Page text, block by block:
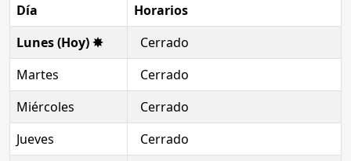
Día
Horarios
Lunes (Hoy) ✸
Cerrado
Martes
Cerrado
Miércoles
Cerrado
Jueves
Cerrado